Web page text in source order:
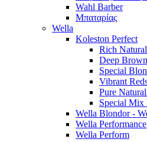
Wahl Barber
Μπαταρίας
Wella
Koleston Perfect
Rich
Deep
Special
Vibrant
Pure
Special Mix
Wella Blondor -
Wella Performance
Wella Perform